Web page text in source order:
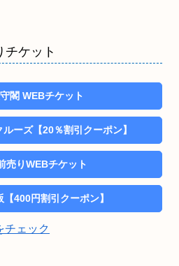
チケット
閣 WEBチケット
ーズ【20％割引クーポン】
りWEBチケット
400円割引クーポン】
チェック